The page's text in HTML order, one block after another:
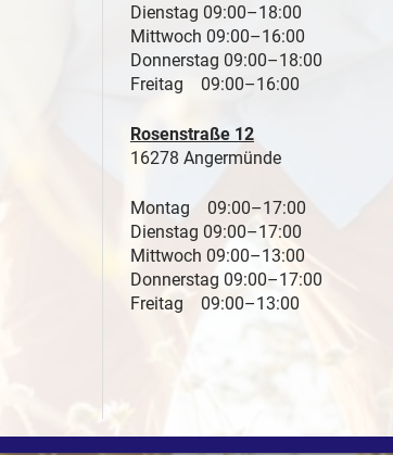
Dienstag 09:00–18:00
Mittwoch 09:00–16:00
Donnerstag 09:00–18:00
Freitag 09:00–16:00
Rosenstraße 12
16278 Angermünde
Montag 09:00–17:00
Dienstag 09:00–17:00
Mittwoch 09:00–13:00
Donnerstag 09:00–17:00
Freitag 09:00–13:00